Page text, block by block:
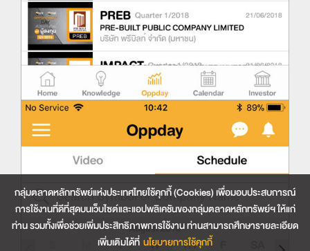
กลุ่มตลาดหลักทรัพย์แห่งประเทศไทยใช้คุกกี้ (Cookies) เพื่อมอบประสบการณ์
การใช้งานที่ดีที่สุดบนเว็บไซต์และแอปพลิเคชันของกลุ่มตลาดหลักทรัพย์ฯ ให้แก่
ท่าน รวมทั้งเพื่อช่วยเพิ่มประสิทธิภาพการใช้งาน ท่านสามารถศึกษารายละเอียด
เพิ่มเติมได้ที่ นโยบายการใช้คุกกี้